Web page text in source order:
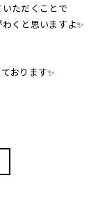
ただくことで
くと思いますよ✨
おります✨